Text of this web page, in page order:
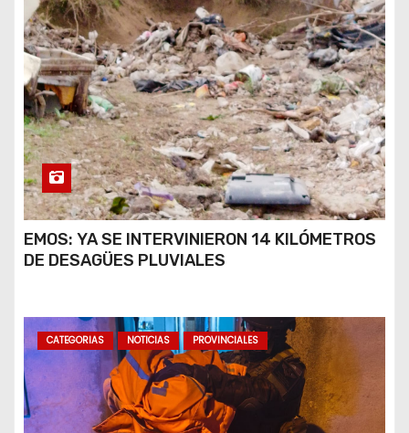
EMOS: YA SE INTERVINIERON 14 KILÓMETROS
DE DESAGÜES PLUVIALES
CATEGORIAS NOTICIAS PROVINCIALES